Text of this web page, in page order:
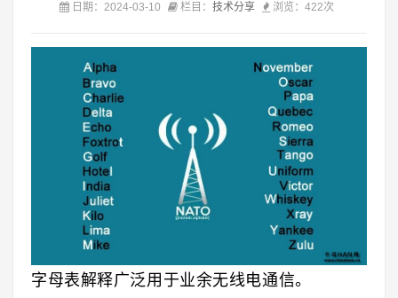
日期：2024-03-10 栏目： 技术分享 浏览： 422次
字母表解释广泛用于业余无线电通信。